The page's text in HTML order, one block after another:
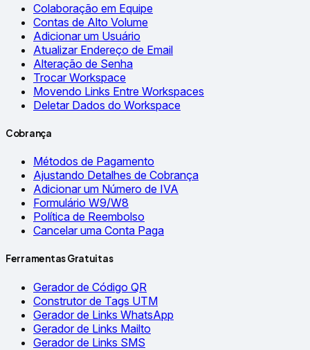
Colaboração em Equipe
Contas de Alto Volume
Adicionar um Usuário
Atualizar Endereço de Email
Alteração de Senha
Trocar Workspace
Movendo Links Entre Workspaces
Deletar Dados do Workspace
Cobrança
Métodos de Pagamento
Ajustando Detalhes de Cobrança
Adicionar um Número de IVA
Formulário W9/W8
Política de Reembolso
Cancelar uma Conta Paga
Ferramentas Gratuitas
Gerador de Código QR
Construtor de Tags UTM
Gerador de Links WhatsApp
Gerador de Links Mailto
Gerador de Links SMS